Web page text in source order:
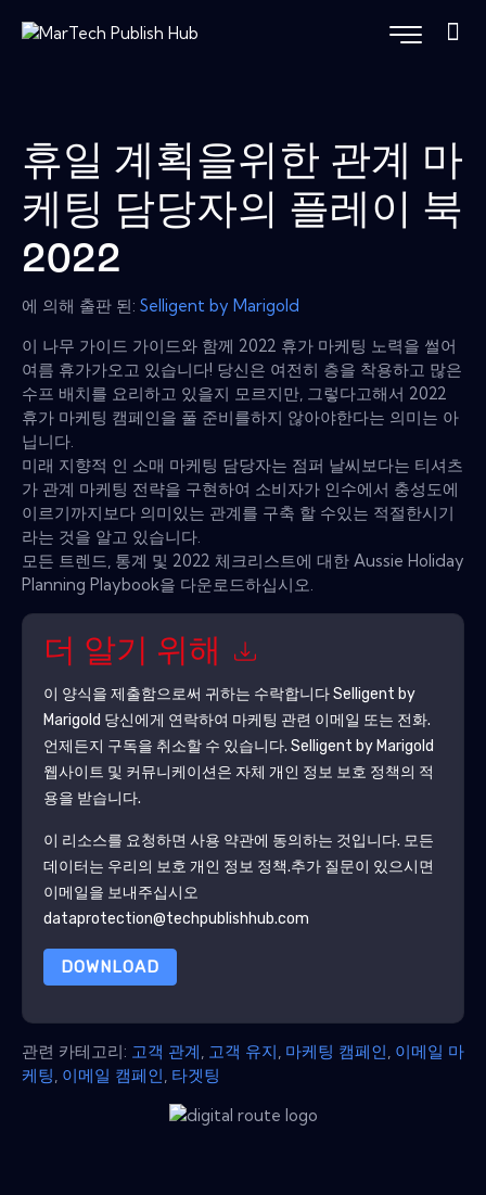
휴일 계획을위한 관계 마
케팅 담당자의 플레이 북
2022
에 의해 출판 된: Selligent by Marigold
이 나무 가이드 가이드와 함께 2022 휴가 마케팅 노력을 썰어
여름 휴가가오고 있습니다! 당신은 여전히 ​​층을 착용하고 많은
수프 배치를 요리하고 있을지 모르지만, 그렇다고해서 2022
휴가 마케팅 캠페인을 풀 준비를하지 않아야한다는 의미는 아
닙니다.
미래 지향적 인 소매 마케팅 담당자는 점퍼 날씨보다는 티셔츠
가 관계 마케팅 전략을 구현하여 소비자가 인수에서 충성도에
이르기까지보다 의미있는 관계를 구축 할 수있는 적절한시기
라는 것을 알고 있습니다.
모든 트렌드, 통계 및 2022 체크리스트에 대한 Aussie Holiday
Planning Playbook을 다운로드하십시오.
더 알기 위해
이 양식을 제출함으로써 귀하는 수락합니다Selligent by
Marigold 당신에게 연락하여 마케팅 관련 이메일 또는 전화.
언제든지 구독을 취소할 수 있습니다. Selligent by Marigold
웹사이트 및 커뮤니케이션은 자체 개인 정보 보호 정책의 적
용을 받습니다.
이 리소스를 요청하면 사용 약관에 동의하는 것입니다. 모든
데이터는 우리의 보호 개인 정보 정책.추가 질문이 있으시면
이메일을 보내주십시오
dataprotection@techpublishhub.com
DOWNLOAD
관련 카테고리: 고객 관계 고객 유지 마케팅 캠페인 이메일 마
케팅 이메일 캠페인 타겟팅